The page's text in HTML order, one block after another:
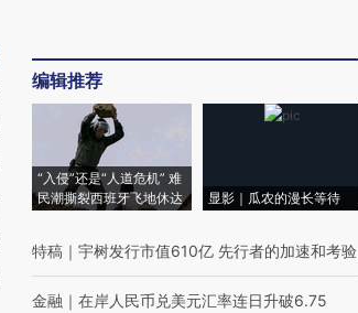
编辑推荐
“入侵”还是“人道危机” 难
民潮撕裂西班牙飞地休达
显影｜瓜农的漫长等待
特稿 ｜ 宇树发行市值610亿 先行者的加速和考验
金融 ｜ 在岸人民币兑美元汇率连日升破6.75